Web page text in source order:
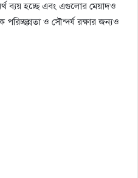
ব্যয় হচ্ছে এবং এগুলোর মেয়াদও
ও সৌন্দর্য রক্ষার জন্যও